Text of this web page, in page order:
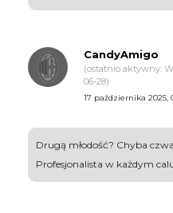
CandyAmigo
(ostatnio aktywny:
06-28)
17 października 2025,
Drugą młodość? Chyba
Profesjonalista w każdym